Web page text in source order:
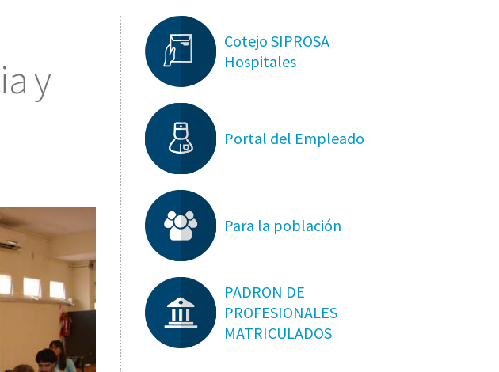
y
Cotejo SIPROSA
Hospitales
Portal del Empleado
Para la población
PADRON DE
PROFESIONALES
MATRICULADOS